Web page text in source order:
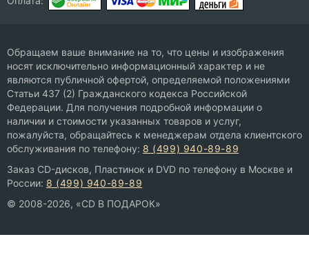
Обращаем ваше внимание на то, что цены и изображения
носят исключительно информационный характер и не
являются публичной офертой, определяемой положениями
Статьи 437 (2) Гражданского кодекса Российской
Федерации. Для получения подробной информации о
наличии и стоимости указанных товаров и услуг,
пожалуйста, обращайтесь к менеджерам отдела клиентского
обслуживания по телефону: 8 (499) 940-89-89
Заказ CD-дисков, Пластинок и DVD по телефону в Москве и
России: 8 (499) 940-89-89
© 2008-2026, «CD В ПОДАРОК»